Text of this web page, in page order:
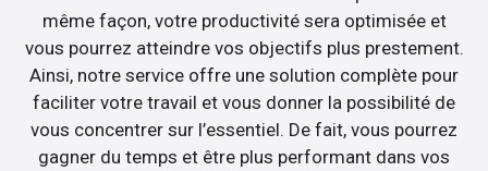
même façon, votre productivité sera optimisée et
vous pourrez atteindre vos objectifs plus prestement.
Ainsi, notre service offre une solution complète pour
faciliter votre travail et vous donner la possibilité de
vous concentrer sur l’essentiel. De fait, vous pourrez
gagner du temps et être plus performant dans vos